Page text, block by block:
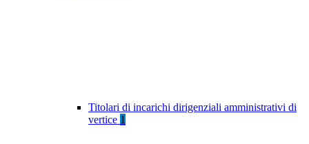
Titolari di incarichi dirigenziali amministrativi di
vertice 1